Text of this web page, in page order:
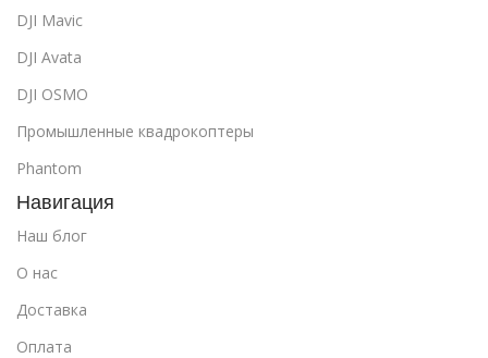
DJI Mavic
DJI Avata
DJI OSMO
Промышленные квадрокоптеры
Phantom
Навигация
Наш блог
О нас
Доставка
Оплата